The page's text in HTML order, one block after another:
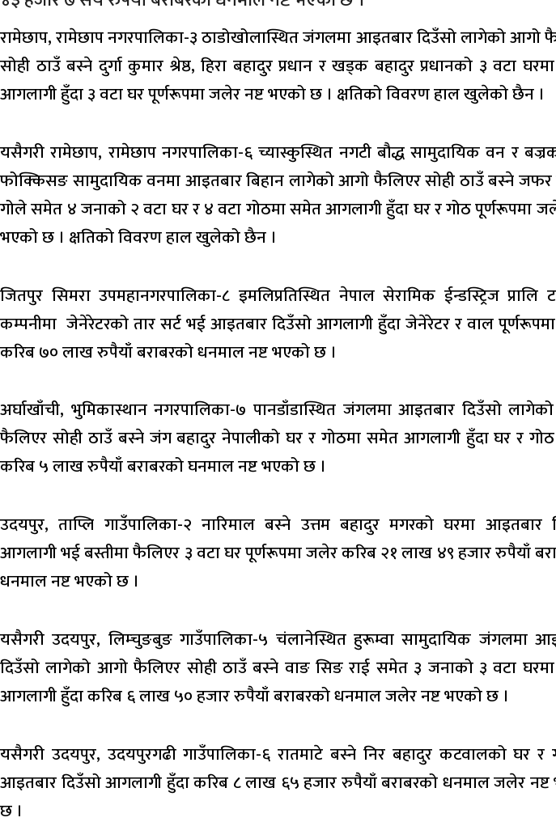
रामेछाप, रामेछाप नगरपालिका-३ ठाडोखोलास्थित जंगलमा आइतबार दिउँसो लागेको आगो
सोही ठाउँ बस्ने दुर्गा कुमार श्रेष्ठ, हिरा बहादुर प्रधान र खड्क बहादुर प्रधानको ३ वटा
आगलागी हुँदा ३ वटा घर पूर्णरूपमा जलेर नष्ट भएको छ । क्षतिको विवरण हाल खुलेको छैन ।
यसैगरी रामेछाप, रामेछाप नगरपालिका-६ च्यास्कुस्थित नगटी बौद्ध सामुदायिक वन र
फोक्किसङ सामुदायिक वनमा आइतबार बिहान लागेको आगो फैलिएर सोही ठाउँ बस्ने
गोले समेत ४ जनाको २ वटा घर र ४ वटा गोठमा समेत आगलागी हुँदा घर र गोठ पूर्णरूपमा
भएको छ । क्षतिको विवरण हाल खुलेको छैन ।
जितपुर सिमरा उपमहानगरपालिका-८ इमलिप्रतिस्थित नेपाल सेरामिक ईन्डस्ट्रिज प्रालि
कम्पनीमा जेनेरेटरको तार सर्ट भई आइतबार दिउँसो आगलागी हुँदा जेनेरेटर र वाल
करिब ७० लाख रुपैयाँ बराबरको धनमाल नष्ट भएको छ ।
अर्घाखाँची, भुमिकास्थान नगरपालिका-७ पानडाँडास्थित जंगलमा आइतबार दिउँसो
फैलिएर सोही ठाउँ बस्ने जंग बहादुर नेपालीको घर र गोठमा समेत आगलागी हुँदा घर र
करिब ५ लाख रुपैयाँ बराबरको घनमाल नष्ट भएको छ ।
उदयपुर, ताप्लि गाउँपालिका-२ नारिमाल बस्ने उत्तम बहादुर मगरको घरमा आइतबार
आगलागी भई बस्तीमा फैलिएर ३ वटा घर पूर्णरूपमा जलेर करिब २१ लाख ४९ हजार रुपैयाँ
धनमाल नष्ट भएको छ ।
यसैगरी उदयपुर, लिम्चुङबुङ गाउँपालिका-५ चंलानेस्थित हुरूम्वा सामुदायिक जंगलमा
दिउँसो लागेको आगो फैलिएर सोही ठाउँ बस्ने वाङ सिङ राई समेत ३ जनाको ३ वटा
आगलागी हुँदा करिब ६ लाख ५० हजार रुपैयाँ बराबरको धनमाल जलेर नष्ट भएको छ ।
यसैगरी उदयपुर, उदयपुरगढी गाउँपालिका-६ रातमाटे बस्ने निर बहादुर कटवालको घर र
आइतबार दिउँसो आगलागी हुँदा करिब ८ लाख ६५ हजार रुपैयाँ बराबरको धनमाल जलेर
छ ।